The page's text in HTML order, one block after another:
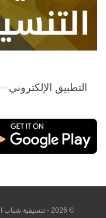
التطبيق الإلكتروني
© 2026 - تنسيقية شباب الأحزاب والسياسيين. All Rights Reserved.